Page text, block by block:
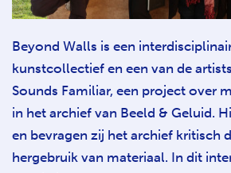
Beyond Walls is een
kunstcollectief en een van de
Sounds Familiar, een project over
in het archief van Beeld & Geluid.
en bevragen zij het archief kritisch
hergebruik van materiaal. In dit